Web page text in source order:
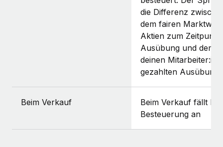
die Differenz
dem fairen
Aktien zum Zeitpunkt
Ausübung und dem
deinen
gezahlten
Beim Verkauf
Beim Verkauf fällt
Besteuerung an